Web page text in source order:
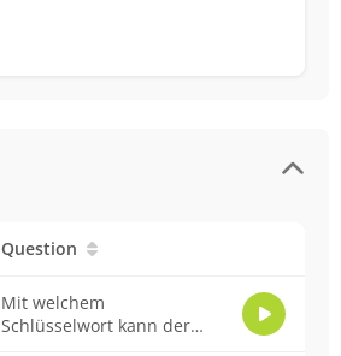
Question
Mit welchem
Schlüsselwort kann der